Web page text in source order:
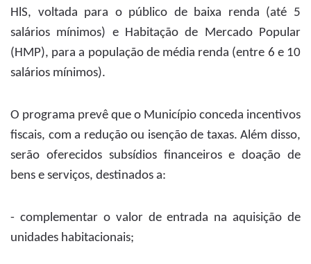
HlS, voltada para o público de baixa renda (até 5
salários mínimos) e Habitação de Mercado Popular
(HMP), para a população de média renda (entre 6 e 10
salários mínimos).
O programa prevê que o Município conceda incentivos
fiscais, com a redução ou isenção de taxas. Além disso,
serão oferecidos subsídios financeiros e doação de
bens e serviços, destinados a:
- complementar o valor de entrada na aquisição de
unidades habitacionais;